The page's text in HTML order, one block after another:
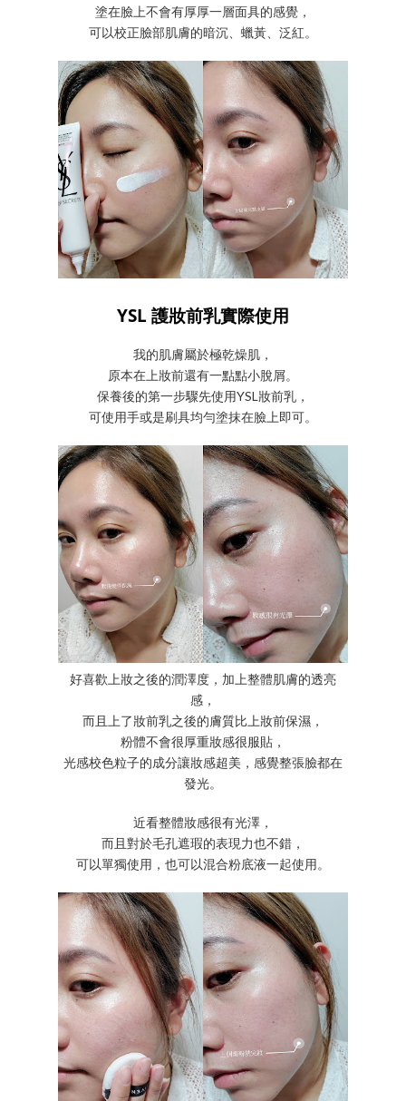
塗在臉上不會有厚厚一層面具的感覺，
可以校正臉部肌膚的暗沉、蠟黃、泛紅。
YSL 護妝前乳實際使用
我的肌膚屬於極乾燥肌，
原本在上妝前還有一點點小脫屑。
保養後的第一步驟先使用YSL妝前乳，
可使用手或是刷具均勻塗抹在臉上即可。
好喜歡上妝之後的潤澤度，加上整體肌膚的透亮
感，
而且上了妝前乳之後的膚質比上妝前保濕，
粉體不會很厚重妝感很服貼，
光感校色粒子的成分讓妝感超美，感覺整張臉都在
發光。
近看整體妝感很有光澤，
而且對於毛孔遮瑕的表現力也不錯，
可以單獨使用，也可以混合粉底液一起使用。